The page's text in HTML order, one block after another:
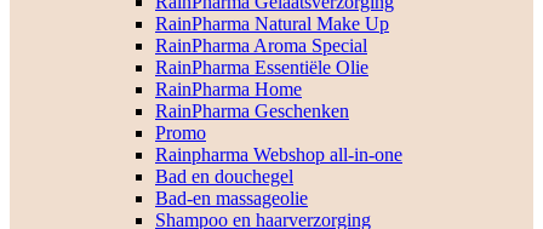
RainPharma Natural Make Up
RainPharma Aroma Special
RainPharma Essentiële Olie
RainPharma Home
RainPharma Geschenken
Promo
Rainpharma Webshop all-in-one
Bad en douchegel
Bad-en massageolie
Shampoo en haarverzorging